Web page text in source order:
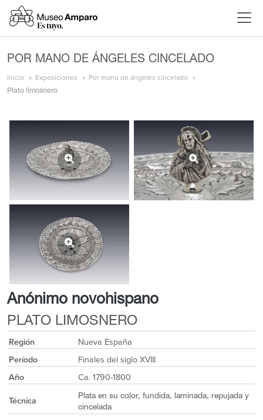
POR MANO DE ÁNGELES CINCELADO
Inicio Exposiciones Por mano de ángeles cincelado
Plato limosnero
Anónimo novohispano
PLATO LIMOSNERO
Región
Nueva España
Período
Finales del siglo XVIII
Año
Ca. 1790-1800
Técnica
Plata en su color, fundida, laminada, repujada y
cincelada